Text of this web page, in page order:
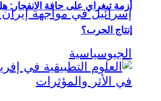
أزمة تيغراي على حافة الانفجار:
إنتاج الحرب؟